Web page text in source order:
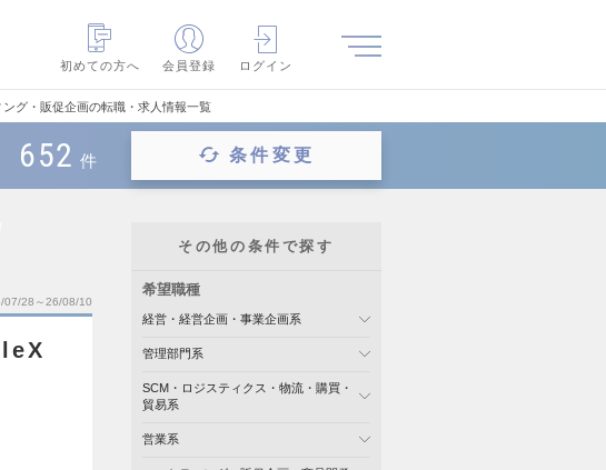
初めての方へ
会員登録 ログイン
ング・販促企画の転職・求人情報一覧
652 件 条件変更
07/28～26/08/10
その他の条件で探す
希望職種
経営・経営企画・事業企画系
管理部門系
SCM・ロジスティクス・物流・購買・
貿易系
営業系